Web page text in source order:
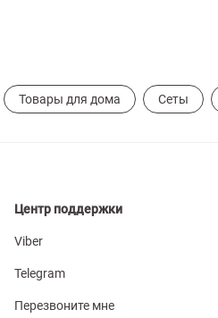
Товары для дома Сеты
Центр поддержки
Viber
Telegram
Перезвоните мне